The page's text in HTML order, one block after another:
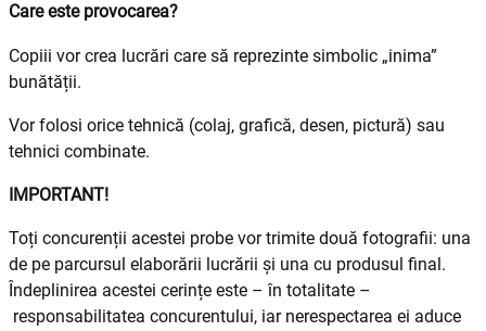
Care este provocarea?
Copiii vor crea lucrări care să reprezinte simbolic „inima”
bunătății.
Vor folosi orice tehnică (colaj, grafică, desen, pictură) sau
tehnici combinate.
IMPORTANT!
Toți concurenții acestei probe vor trimite două fotografii: una
de pe parcursul elaborării lucrării și una cu produsul final.
Îndeplinirea acestei cerințe este – în totalitate –
responsabilitatea concurentului, iar nerespectarea ei aduce